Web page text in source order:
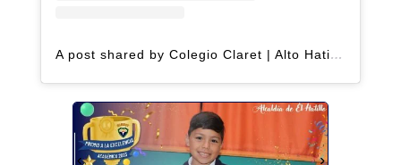
A post shared by Colegio Claret | Alto Hatillo (@clarethatillo)